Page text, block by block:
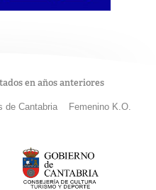
en años anteriores
de Cantabria Femenino K.O.